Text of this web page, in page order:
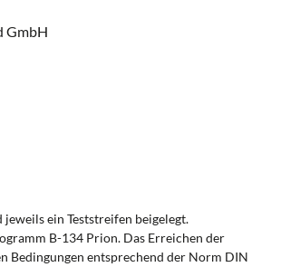
GmbH
ein Teststreifen beigelegt.
B-134 Prion. Das Erreichen der
Bedingungen entsprechend der Norm DIN